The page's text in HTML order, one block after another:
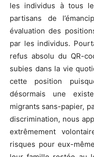
les individus à tous
partisans de
évaluation des
par les individus.
refus absolu du QR-
subies dans la vie
cette position
désormais une
migrants sans-papier,
discrimination, nous
extrêmement
risques pour eux-